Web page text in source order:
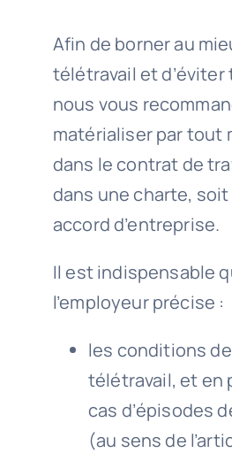
Afin de borner au
télétravail et d’éviter
nous vous
matérialiser par tout
dans le contrat de
dans une charte, soit
accord d’entreprise.
Il est indispensable
l’employeur précise :
les conditions
télétravail, et en
cas d’épisodes
(au sens de